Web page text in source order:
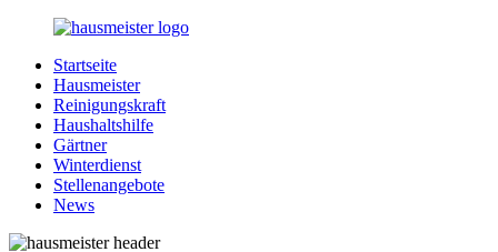
Zurück
Inhalt
Hausmeister.de
Alles
rund
Ihren
Haushalt
Startseite
Hausmeister
Reinigungskraft
Haushaltshilfe
Gärtner
Winterdienst
Stellenangebote
News